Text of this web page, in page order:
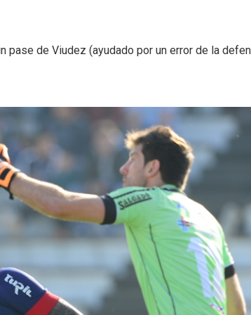
pase de Viudez (ayudado por un error de la